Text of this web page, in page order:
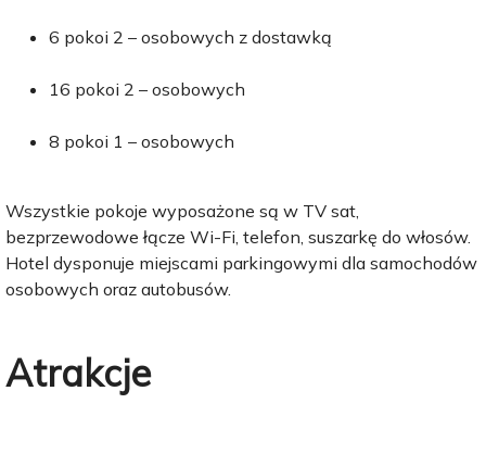
6 pokoi 2 – osobowych z dostawką
16 pokoi 2 – osobowych
8 pokoi 1 – osobowych
Wszystkie pokoje wyposażone są w TV sat,
bezprzewodowe łącze Wi-Fi, telefon, suszarkę do włosów.
Hotel dysponuje miejscami parkingowymi dla samochodów
osobowych oraz autobusów.
Atrakcje